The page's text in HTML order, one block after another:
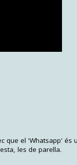
que el 'Whatsapp' és
les de parella.